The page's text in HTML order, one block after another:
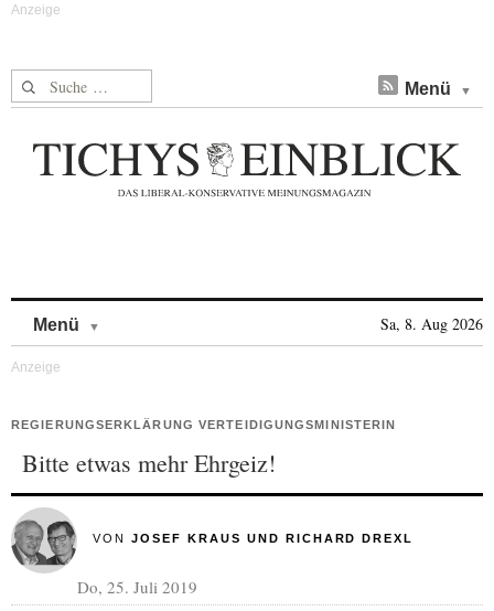
Suche nach: Menü
Menü Sa, 8. Aug 2026
REGIERUNGSERKLÄRUNG VERTEIDIGUNGSMINISTERIN
Bitte etwas mehr Ehrgeiz!
VON JOSEF KRAUS UND RICHARD DREXL
Do, 25. Juli 2019